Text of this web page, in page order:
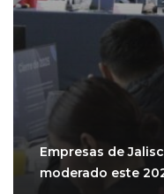
Empresas de
moderado este